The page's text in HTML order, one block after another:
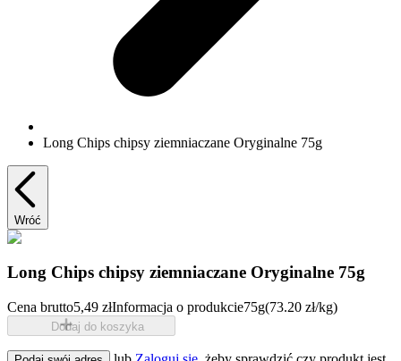
Long Chips chipsy ziemniaczane Oryginalne 75g
Wróć
Long Chips chipsy ziemniaczane Oryginalne 75g
Cena brutto5,49 złInformacja o produkcie75g(73.20 zł/kg)
Dodaj do koszyka